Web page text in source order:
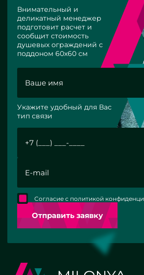
Внимательный и
деликатный менеджер
подготовит расчет и
сообщит стоимость
душевых ограждений с
поддоном 60х60 см
Укажите удобный для Вас
тип связи
Отправить заявку
Согласие с политикой